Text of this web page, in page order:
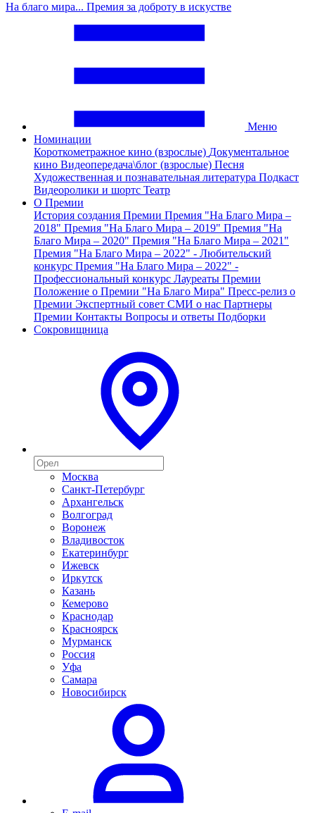
На благо мира... Премия за доброту в искустве
Меню
Номинации
Короткометражное кино (взрослые) Документальное
кино Видеопередача\блог (взрослые) Песня
Художественная и познавательная литература Подкаст
Видеоролики и шортс Театр
О Премии
История создания Премии Премия "На Благо Мира –
2018" Премия "На Благо Мира – 2019" Премия "На
Благо Мира – 2020" Премия "На Благо Мира – 2021"
Премия "На Благо Мира – 2022" - Любительский
конкурс Премия "На Благо Мира – 2022" -
Профессиональный конкурс Лауреаты Премии
Положение о Премии "На Благо Мира" Пресс-релиз о
Премии Экспертный совет СМИ о нас Партнеры
Премии Контакты Вопросы и ответы Подборки
Сокровищница
Москва
Санкт-Петербург
Архангельск
Волгоград
Воронеж
Владивосток
Екатеринбург
Ижевск
Иркутск
Казань
Кемерово
Краснодар
Красноярск
Мурманск
Россия
Уфа
Самара
Новосибирск